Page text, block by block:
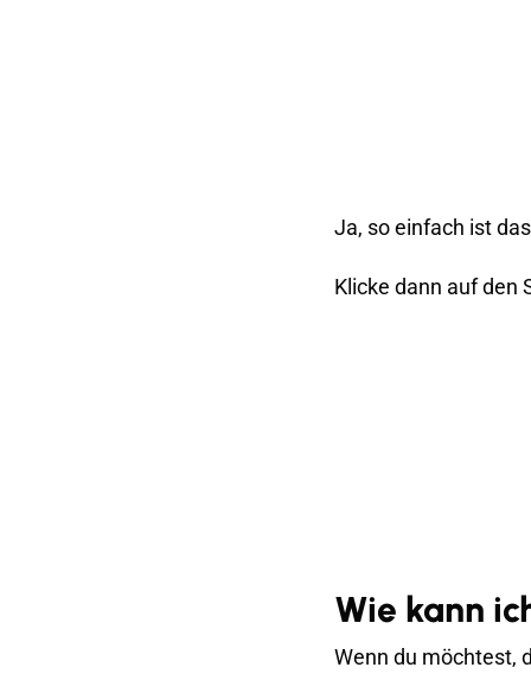
Ja, so einfach ist
Klicke dann auf den
Wie kann
Wenn du möchtest,